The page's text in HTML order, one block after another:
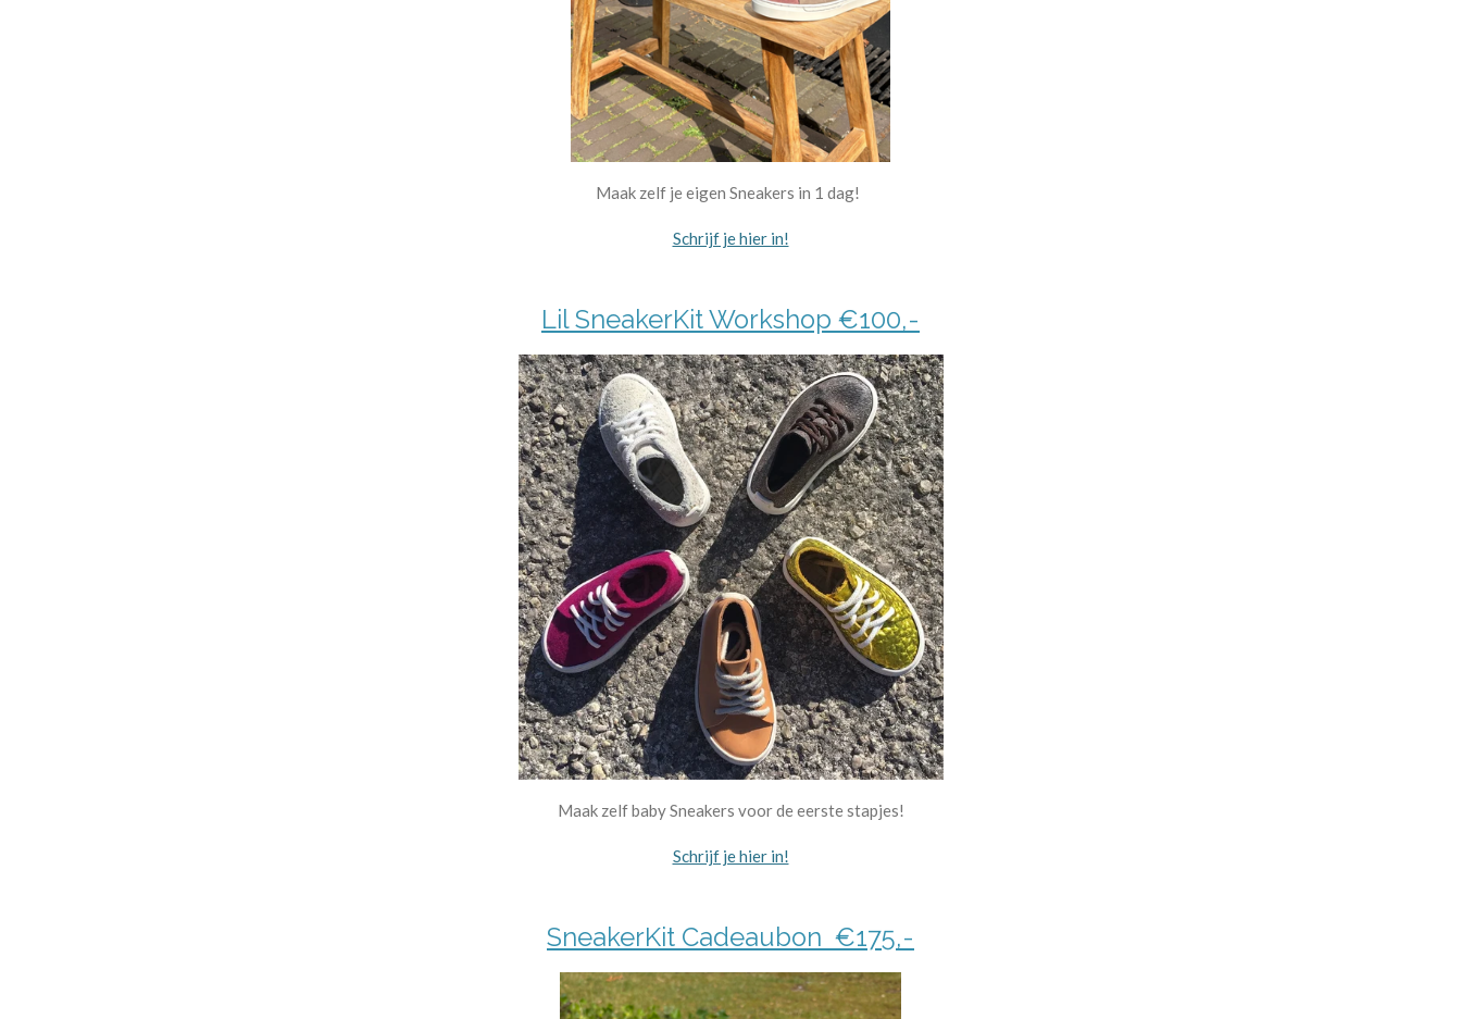
Maak zelf je eigen Sneakers in 1 dag!
Schrijf je hier in!
Lil SneakerKit Workshop €100,-
Maak zelf baby Sneakers voor de eerste stapjes!
Schrijf je hier in!
SneakerKit Cadeaubon €175,-